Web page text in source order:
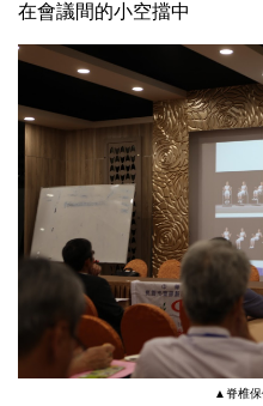
在會議間的小空擋中
▲脊椎保